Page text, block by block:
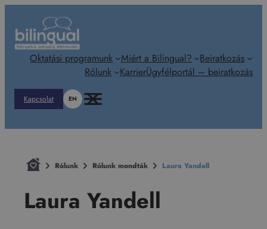
tartalomhoz
Oktatási programunk Miért a Bilingual?
Beiratkozás
Rólunk
KarrierÜgyfélportál – beiratkozás
Kapcsolat EN
Rólunk Rólunk mondták Laura Yandell
Laura Yandell